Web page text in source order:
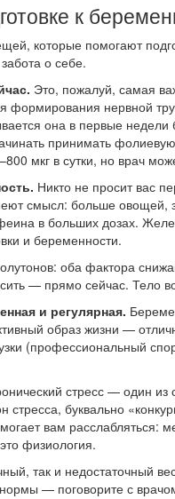
к
которые помогают
о себе.
Это, пожалуй, самая
формирования нервной
она в первые
принимать
мкг в сутки, но врач
Никто не просит вас
смысл: больше овощей,
в больших дозах.
и беременности.
оба фактора
— прямо сейчас. Тело
и регулярная.
образ жизни —
(профессиональный
стресс — один
стресса, буквально
вам расслабляться:
физиология.
так и недостаточный
— поговорите с